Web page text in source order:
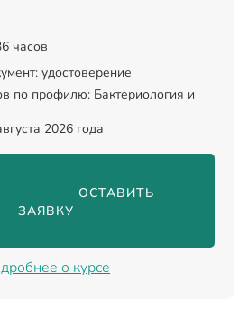
часов
удостоверение
по профилю: Бактериология и
2026 года
ОСТАВИТЬ
ЗАЯВКУ
о курсе